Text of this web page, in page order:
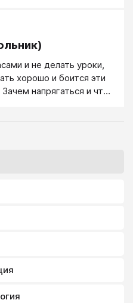
дитя, ребёнок, и ago -
образование и
и не делать уроки,
хорошо и боится эти
напрягаться и что-